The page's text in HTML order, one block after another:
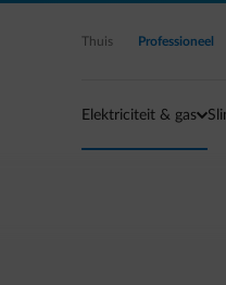
Ga naar de
Thuis Professioneel
Elektriciteit & gas